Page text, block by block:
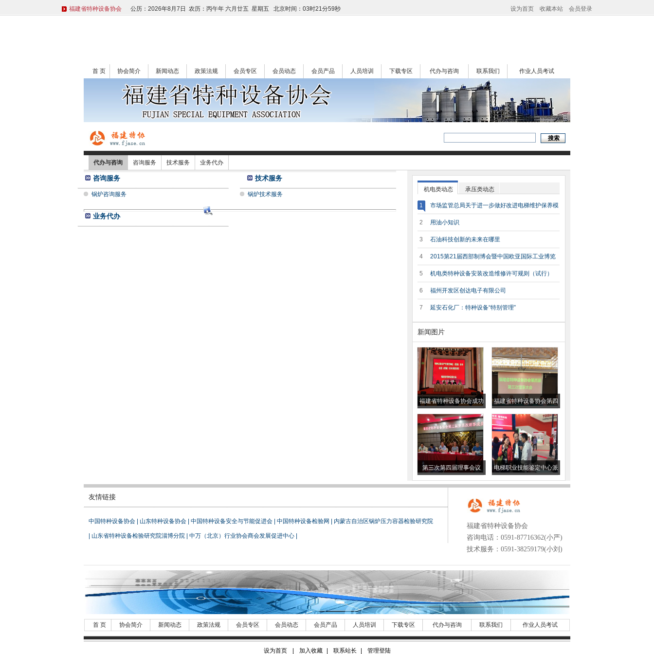
福建省特种设备协会 公历：2026年8月7日 农历：丙午年 六月廿五 星期五 北京时间：03时21分59秒 设为首页 收藏本站 会员登录
首 页 协会简介 新闻动态 政策法规 会员专区 会员动态 会员产品 人员培训 下载专区 代办与咨询 联系我们 作业人员考试
代办与咨询 咨询服务 技术服务 业务代办
咨询服务
锅炉咨询服务
技术服务
锅炉技术服务
业务代办
机电类动态 承压类动态
1 市场监管总局关于进一步做好改进电梯维护保养模
式和调整电梯检验检测方式试点工作的意见（国市监特
设〔2020〕56号）
2 用油小知识
3 石油科技创新的未来在哪里
4 2015第21届西部制博会暨中国欧亚国际工业博览
会
5 机电类特种设备安装改造维修许可规则（试行）
6 福州开发区创达电子有限公司
7 延安石化厂：特种设备“特别管理”
新闻图片
福建省特种设备协会成功
举办特种设备生产和使用
单位（质量）安全总监、
（质量）安全员培训班
福建省特种设备协会第四
届第三次理事会会议纪要
第三次第四届理事会议 电梯职业技能鉴定中心派
员参观中国国际电梯展览
友情链接
中国特种设备协会 山东特种设备协会 中国特种设备安全与节能促进会 中国特种设备检验网 内蒙古自治区锅炉压力容器检验研究院
山东省特种设备检验研究院淄博分院 中万（北京）行业协会商会发展促进中心
福建省特种设备协会
咨询电话：0591-87716362(小严)
技术服务：0591-38259179(小刘)
首 页 协会简介 新闻动态 政策法规 会员专区 会员动态 会员产品 人员培训 下载专区 代办与咨询 联系我们 作业人员考试
设为首页 加入收藏 联系站长 管理登陆